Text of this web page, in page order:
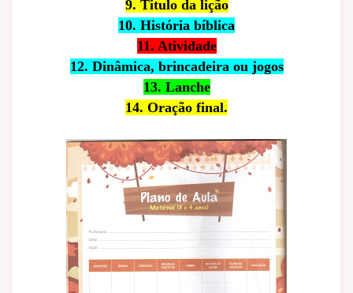
9. Titulo da lição
10. História bíblica
11. Atividade
12. Dinâmica, brincadeira ou jogos
13. Lanche
14. Oração final.